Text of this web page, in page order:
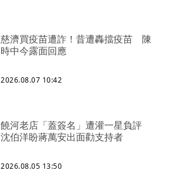
慈濟買疫苗遭詐！昔遭轟擋疫苗 陳
時中今露面回應
2026.08.07 10:42
饒河老店「蓋簽名」遭灌一星負評
沈伯洋盼蔣萬安出面勸支持者
2026.08.05 13:50